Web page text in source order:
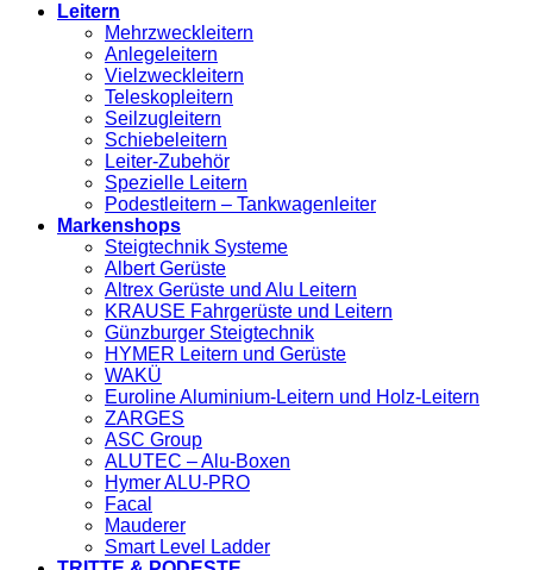
Leitern
Mehrzweckleitern
Anlegeleitern
Vielzweckleitern
Teleskopleitern
Seilzugleitern
Schiebeleitern
Leiter-Zubehör
Spezielle Leitern
Podestleitern – Tankwagenleiter
Markenshops
Steigtechnik Systeme
Albert Gerüste
Altrex Gerüste und Alu Leitern
KRAUSE Fahrgerüste und Leitern
Günzburger Steigtechnik
HYMER Leitern und Gerüste
WAKÜ
Euroline Aluminium-Leitern und Holz-Leitern
ZARGES
ASC Group
ALUTEC – Alu-Boxen
Hymer ALU-PRO
Facal
Mauderer
Smart Level Ladder